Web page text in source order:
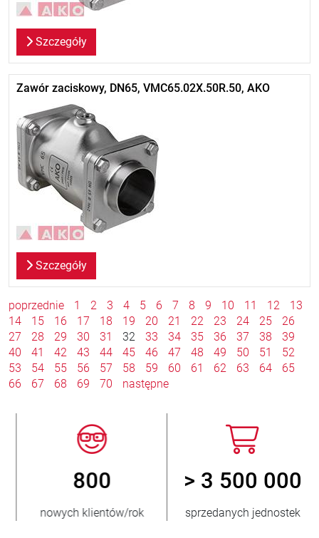
Szczegóły
Zawór zaciskowy, DN65, VMC65.02X.50R.50, AKO
Szczegóły
poprzednie 1 2 3 4 5 6 7 8 9 10 11 12
13
14
15 16 17 18 19 20 21 22 23 24 25
26
27
28 29 30 31 32 33 34 35 36 37 38
39
40
41 42 43 44 45 46 47 48 49 50 51
52
53
54 55 56 57 58 59 60 61 62 63 64
65
66
67 68 69 70 następne
800
nowych klientów/rok
> 3 500 000
sprzedanych jednostek